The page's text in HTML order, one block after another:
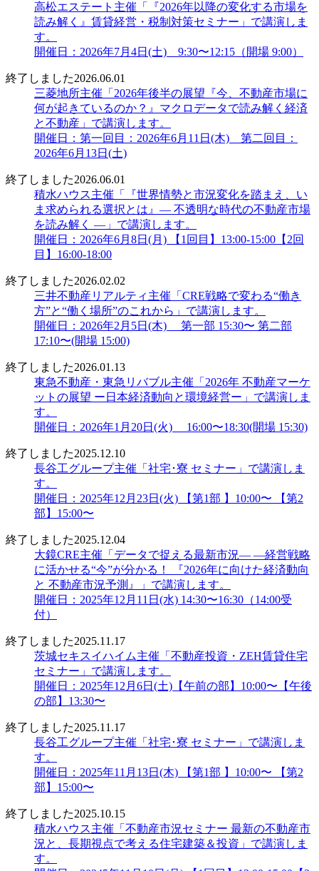
高松エステート主催「『2026年以降の変化する市場を
読み解く』賃貸経営・税制対策セミナー」で講演しま
す。
開催日：2026年7月4日(土) 9:30〜12:15（開場 9:00）
終了しました2026.06.01
三菱地所主催「2026年後半の展望『今、不動産市場に
何が起きているのか？』マクロデータで読み解く経済
と不動産」で講演します。
開催日：第一回目：2026年6月11日(木) 第二回目：
2026年6月13日(土)
終了しました2026.06.01
積水ハウス主催「『世界情勢と市況変化を踏まえ、い
ま求められる選択とは』― 不透明な時代の不動産市場
を読み解く ―」で講演します。
開催日：2026年6月8日(月) 【1回目】13:00-15:00【2回
目】16:00-18:00
終了しました2026.02.02
三井不動産リアルティ主催「CRE戦略で変わる“働き
方”と“働く場所”のこれから」で講演します。
開催日：2026年2月5日(木) 第一部 15:30〜 第二部
17:10〜(開場 15:00)
終了しました2026.01.13
東急不動産・東急リバブル主催「2026年 不動産マーケ
ットの展望 ー日本経済動向と環境経営ー」で講演しま
す。
開催日：2026年1月20日(火) 16:00〜18:30(開場 15:30)
終了しました2025.12.10
長谷工グループ主催「社宅･寮 セミナー」で講演しま
す。
開催日：2025年12月23日(火) 【第1部 】10:00〜 【第2
部】15:00〜
終了しました2025.12.04
大鏡CRE主催「データで捉える最新市況― ―経営戦略
に活かせる“今”が分かる！ 『2026年に向けた経済動向
と 不動産市況予測』」で講演します。
開催日：2025年12月11日(水) 14:30〜16:30（14:00受
付）
終了しました2025.11.17
茨城セキスイハイム主催「不動産投資・ZEH賃貸住宅
セミナー」で講演します。
開催日：2025年12月6日(土)【午前の部】10:00〜【午後
の部】13:30〜
終了しました2025.11.17
長谷工グループ主催「社宅･寮 セミナー」で講演しま
す。
開催日：2025年11月13日(木) 【第1部 】10:00〜 【第2
部】15:00〜
終了しました2025.10.15
積水ハウス主催「不動産市況セミナー 最新の不動産市
況と、長期視点で考える住宅建築＆投資」で講演しま
す。